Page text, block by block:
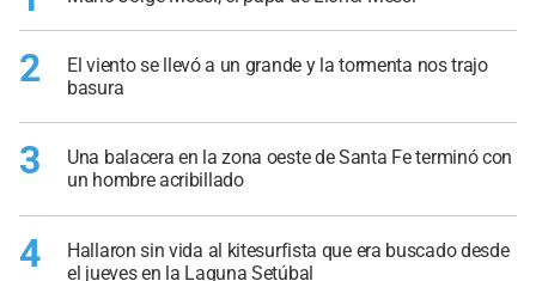
2
El viento se llevó a un grande y la tormenta nos trajo
basura
3
Una balacera en la zona oeste de Santa Fe terminó con
un hombre acribillado
4
Hallaron sin vida al kitesurfista que era buscado desde
el jueves en la Laguna Setúbal